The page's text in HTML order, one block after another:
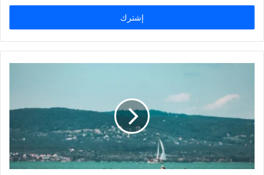
الإلكتروني